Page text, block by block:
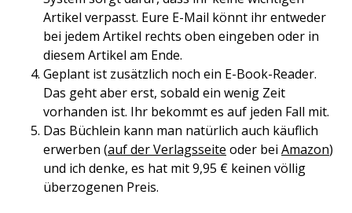
Artikel verpasst. Eure E-Mail könnt ihr entweder
bei jedem Artikel rechts oben eingeben oder in
diesem Artikel am Ende.
Geplant ist zusätzlich noch ein E-Book-Reader.
Das geht aber erst, sobald ein wenig Zeit
vorhanden ist. Ihr bekommt es auf jeden Fall mit.
Das Büchlein kann man natürlich auch käuflich
erwerben (auf der Verlagsseite oder bei Amazon)
und ich denke, es hat mit 9,95 € keinen völlig
überzogenen Preis.